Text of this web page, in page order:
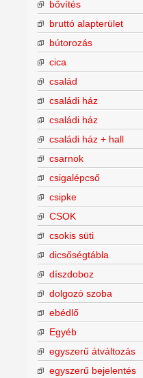
bővítés
bruttó alapterület
bútorozás
cica
család
családi ház
családi ház
családi ház + hall
csarnok
csigalépcső
csipke
CSOK
csokis süti
dicsőségtábla
díszdoboz
dolgozó szoba
ebédlő
Egyéb
egyszerű átváltozás
egyszerű bejelentés